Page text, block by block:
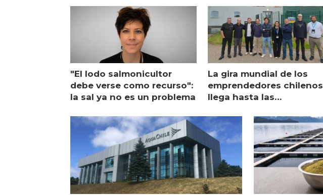
"El lodo salmonicultor
debe verse como recurso":
la sal ya no es un problema
La gira mundial de los
emprendedores chilenos
llega hasta las
Escocia